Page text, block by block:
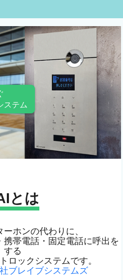
ステム
とは
ホンの代わりに、
携帯電話・固定電話に呼出を
する
ロックシステムです。
ブレイブシステムズ